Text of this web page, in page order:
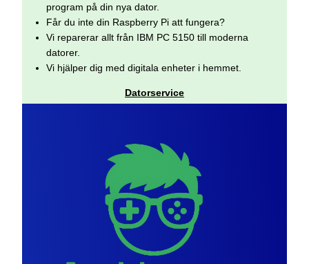
program på din nya dator.
Får du inte din Raspberry Pi att fungera?
Vi reparerar allt från IBM PC 5150 till moderna
datorer.
Vi hjälper dig med digitala enheter i hemmet.
Datorservice